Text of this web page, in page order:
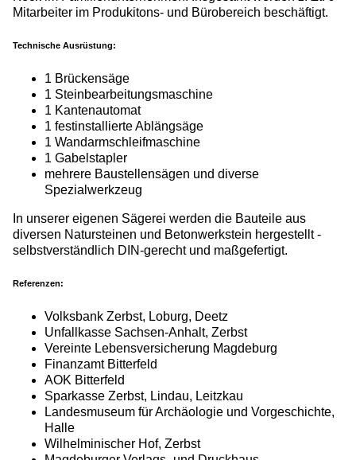
Mitarbeiter im Produkitons- und Bürobereich beschäftigt.
Technische Ausrüstung:
1 Brückensäge
1 Steinbearbeitungsmaschine
1 Kantenautomat
1 festinstallierte Ablängsäge
1 Wandarmschleifmaschine
1 Gabelstapler
mehrere Baustellensägen und diverse
Spezialwerkzeug
In unserer eigenen Sägerei werden die Bauteile aus
diversen Natursteinen und Betonwerkstein hergestellt -
selbstverständlich DIN-gerecht und maßgefertigt.
Referenzen:
Volksbank Zerbst, Loburg, Deetz
Unfallkasse Sachsen-Anhalt, Zerbst
Vereinte Lebensversicherung Magdeburg
Finanzamt Bitterfeld
AOK Bitterfeld
Sparkasse Zerbst, Lindau, Leitzkau
Landesmuseum für Archäologie und Vorgeschichte,
Halle
Wilhelminischer Hof, Zerbst